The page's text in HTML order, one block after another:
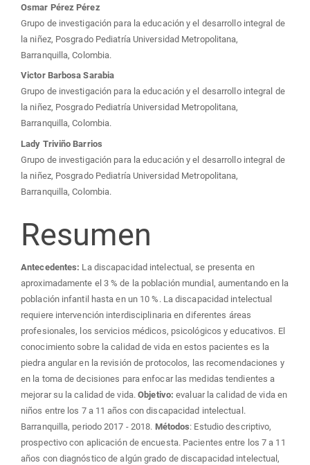
Osmar Pérez Pérez
Grupo de investigación para la educación y el desarrollo integral de
la niñez, Posgrado Pediatría Universidad Metropolitana,
Barranquilla, Colombia.
Victor Barbosa Sarabia
Grupo de investigación para la educación y el desarrollo integral de
la niñez, Posgrado Pediatría Universidad Metropolitana,
Barranquilla, Colombia.
Lady Triviño Barrios
Grupo de investigación para la educación y el desarrollo integral de
la niñez, Posgrado Pediatría Universidad Metropolitana,
Barranquilla, Colombia.
Resumen
Antecedentes: La discapacidad intelectual, se presenta en
aproximadamente el 3 % de la población mundial, aumentando en la
población infantil hasta en un 10 %. La discapacidad intelectual
requiere intervención interdisciplinaria en diferentes áreas
profesionales, los servicios médicos, psicológicos y educativos. El
conocimiento sobre la calidad de vida en estos pacientes es la
piedra angular en la revisión de protocolos, las recomendaciones y
en la toma de decisiones para enfocar las medidas tendientes a
mejorar su la calidad de vida. Objetivo: evaluar la calidad de vida en
niños entre los 7 a 11 años con discapacidad intelectual.
Barranquilla, periodo 2017 - 2018. Métodos: Estudio descriptivo,
prospectivo con aplicación de encuesta. Pacientes entre los 7 a 11
años con diagnóstico de algún grado de discapacidad intelectual,